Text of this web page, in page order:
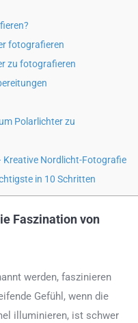
fotografieren
zu fotografieren
Polarlichter zu
Kreative Nordlicht-Fotografie
in 10 Schritten
Faszination von
werden, faszinieren
Gefühl, wenn die
illuminieren, ist schwer